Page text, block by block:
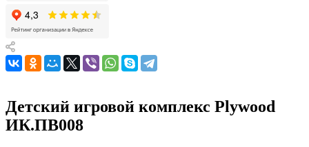
Детский игровой комплекс Plywood
ИК.ПВ008